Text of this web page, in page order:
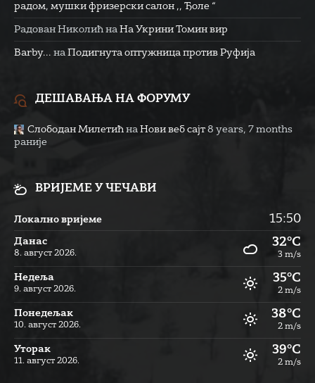
радом, мушки фризерски салон ,, Ђоле “
Радован Николић на На Укрини Томин вир
Barby... на Подигнута оптужница против Руфија
ДЕШАВАЊА НА ФОРУМУ
Слободан Милетић на Нови веб сајт 8 years, 7 months
раније
ВРИЈЕМЕ У ЧЕЧАВИ
Локално вријеме 15:50
Данас
8. август 2026.
32°C
3 m/s
Недеља
9. август 2026.
35°C
2 m/s
Понедељак
10. август 2026.
38°C
2 m/s
Уторак
11. август 2026.
39°C
2 m/s